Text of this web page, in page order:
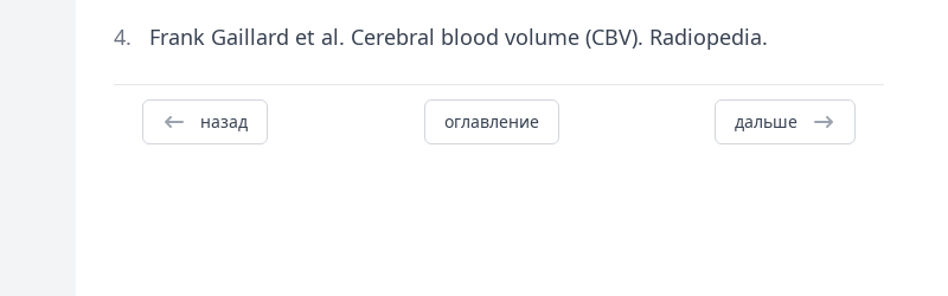
Frank Gaillard et al. Cerebral blood volume (CBV). Radiopedia.
назад оглавление дальше